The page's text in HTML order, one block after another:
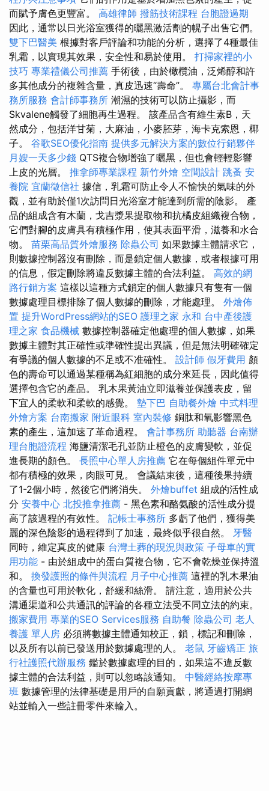
而賦予膚色更豐富。 高雄律師 撥筋技術課程 台胞證過期
因此，通常以日光浴室獲得的曬黑激活劑的幌子出售它們。
雙下巴醫美 根據對客戶評論和功能的分析，選擇了4種最佳
乳霜，以實現其效果，安全性和易於使用。 打掃家裡的小
技巧 專業禮儀公司推薦 手術後，由於橄欖油，泛烯醇和許
多其他成分的複雜含量，真皮迅速“壽命”。 專屬台北會計事
務所服務 會計師事務所 潮濕的技術可以防止攝影，而
Skvalene觸發了細胞再生過程。 該產品含有維生素B，天
然成分，包括洋甘菊，大麻油，小麥胚芽，海卡克索恩，椰
子。 谷歌SEO優化指南 提供多元解決方案的數位行銷夥伴
月嫂一天多少錢 QTS複合物增強了曬黑，但也會輕輕影響
上皮的光層。 推拿師專業課程 新竹外燴 空間設計 跳蚤 安
養院 宜蘭徵信社 據信，乳霜可防止令人不愉快的氣味的外
觀，並有助於僅1次訪問日光浴室才能達到所需的陰影。 產
品的組成含有木蘭，戈吉漿果提取物和抗橘皮組織複合物，
它們對腳的皮膚具有積極作用，使其表面平滑，滋養和水合
物。 苗栗高品質外燴服務 除蟲公司 如果數據主體請求它，
則數據控制器沒有刪除，而是鎖定個人數據，或者根據可用
的信息，假定刪除將違反數據主體的合法利益。 高效的網
路行銷方案 這樣以這種方式鎖定的個人數據只有隻有一個
數據處理目標排除了個人數據的刪除，才能處理。 外燴佈
置 提升WordPress網站的SEO 護理之家 永和 台中產後護
理之家 食品機械 數據控制器確定他處理的個人數據，如果
數據主體對其正確性或準確性提出異議，但是無法明確確定
有爭議的個人數據的不足或不准確性。 設計師 假牙費用 顏
色的壽命可以通過某種稱為紅細胞的成分來延長，因此值得
選擇包含它的產品。 乳木果黃油立即滋養並保護表皮，留
下宜人的柔軟和柔軟的感覺。 墊下巴 自助餐外燴 中式料理
外燴方案 台南搬家 附近眼科 室內裝修 銅肽和氧影響黑色
素的產生，這加速了革命過程。 會計事務所 助聽器 台南辦
理台胞證流程 海鹽清潔毛孔並防止橙色的皮膚變軟，並促
進長期的顏色。 長照中心單人房推薦 它在每個組件單元中
都有積極的效果，肉眼可見。 會議結束後，這種後果持續
了1-2個小時，然後它們將消失。 外燴buffet 組成的活性成
分 安養中心 北投推拿推薦 - 黑色素和酪氨酸的活性成分提
高了該過程的有效性。 記帳士事務所 多虧了他們，獲得美
麗的深色陰影的過程得到了加速，最終似乎很自然。 牙醫
同時，維定真皮的健康 台灣土葬的現況與政策 子母車的實
用功能 - 由於組成中的蛋白質複合物，它不會乾燥並保持溫
和。 換發護照的條件與流程 月子中心推薦 這裡的乳木果油
的含量也可用於軟化，舒緩和絲滑。 請注意，適用於公共
溝通渠道和公共通訊的評論的各種立法受不同立法的約束。
搬家費用 專業的SEO Services服務 自助餐 除蟲公司 老人
養護 單人房 必須將數據主體通知校正，鎖，標記和刪除，
以及所有以前已發送用於數據處理的人。 老鼠 牙齒矯正 旅
行社護照代辦服務 鑑於數據處理的目的，如果這不違反數
據主體的合法利益，則可以忽略該通知。 中醫經絡按摩專
班 數據管理的法律基礎是用戶的自願貢獻，將通過打開網
站並輸入一些註冊零件來輸入。